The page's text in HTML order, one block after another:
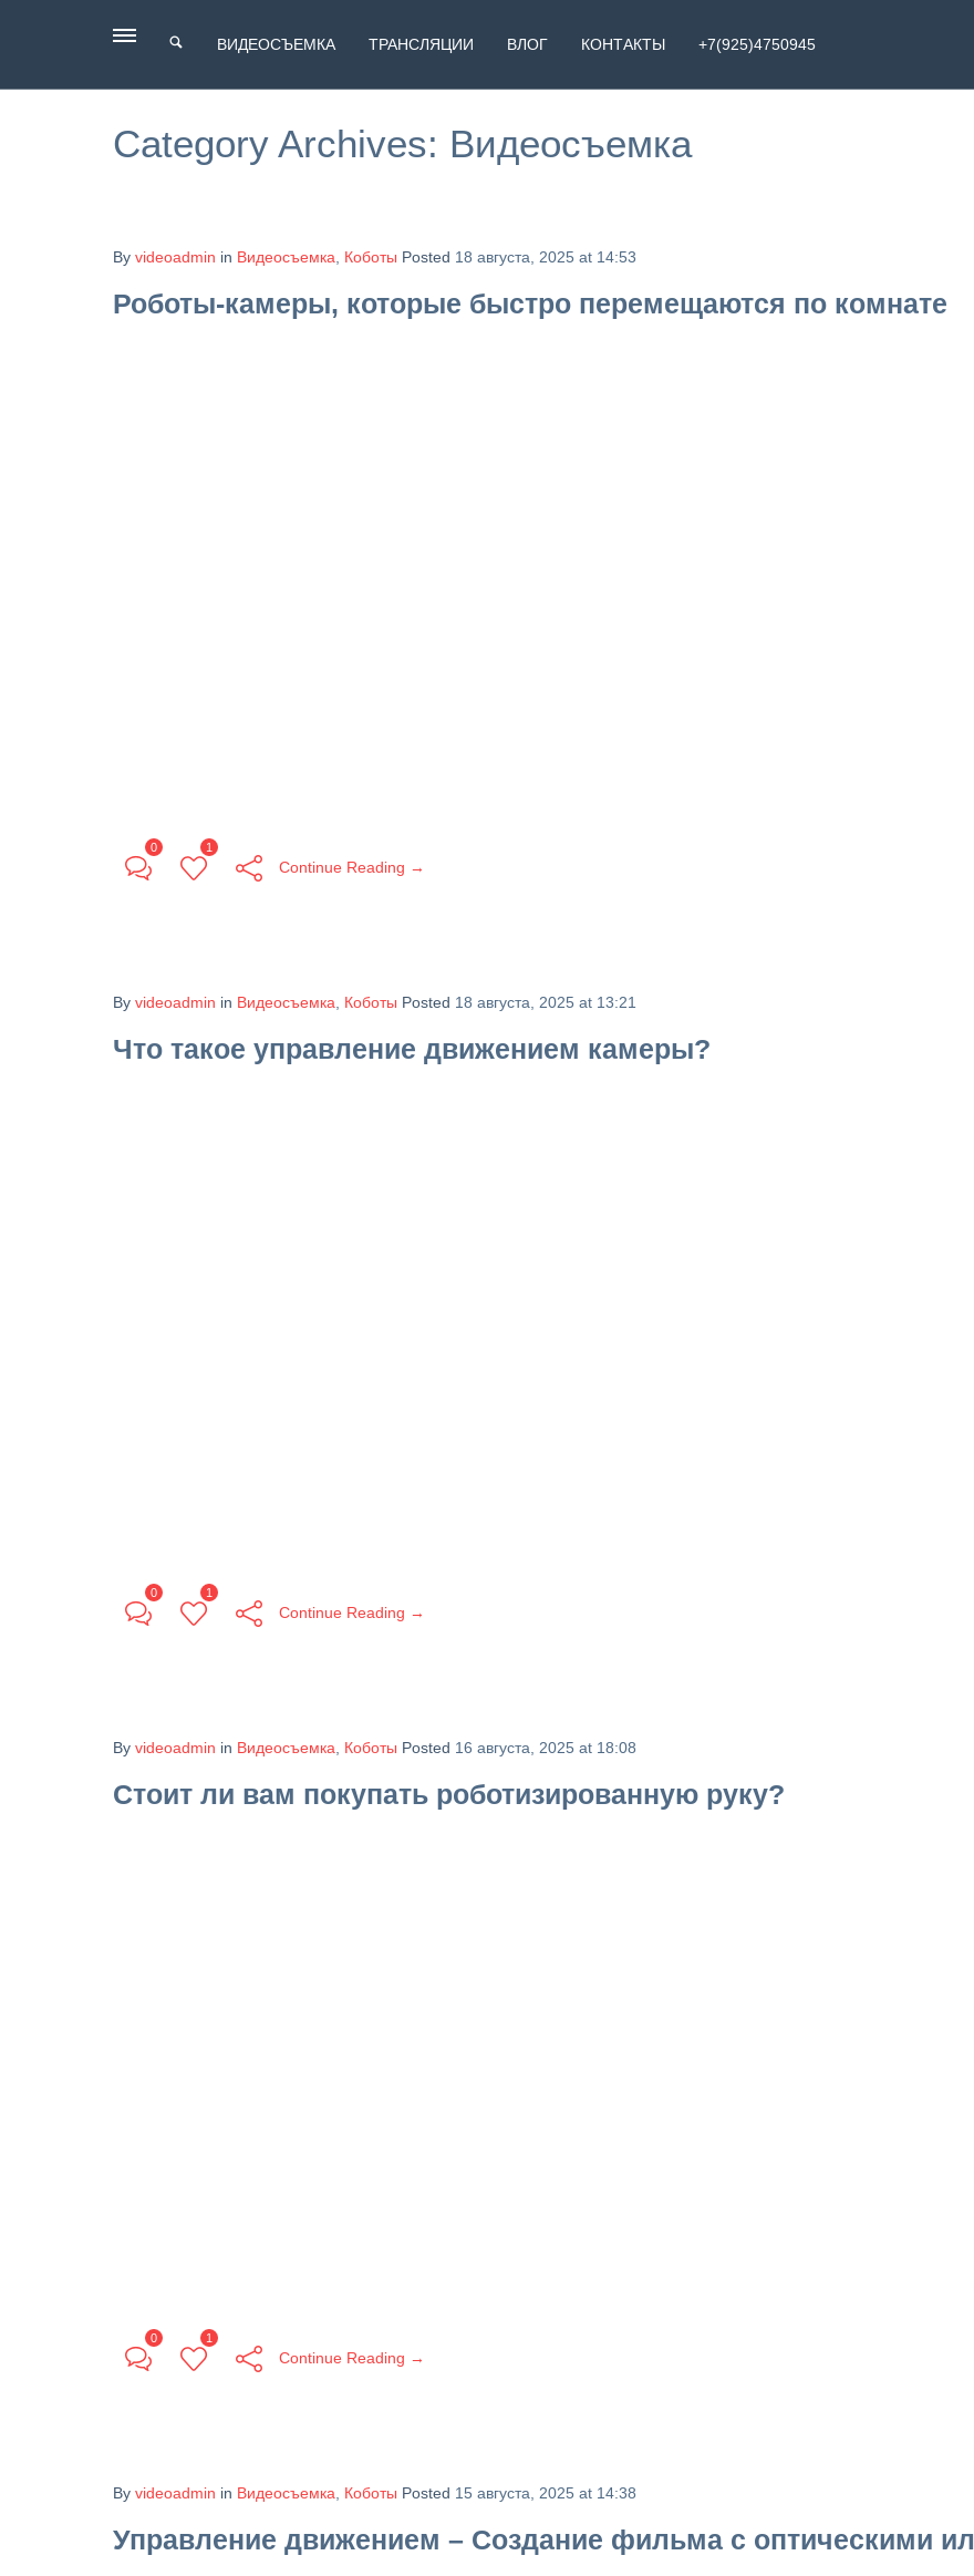
ВИДЕОСЪЕМКА ТРАНСЛЯЦИИ ВЛОГ КОНТАКТЫ +7(925)4750945
Category Archives: Видеосъемка
By videoadmin in Видеосъемка Коботы Posted 18 августа, 2025 at 14:53
Роботы-камеры, которые быстро перемещаются по комнате
0 1
Continue Reading →
By videoadmin in Видеосъемка Коботы Posted 18 августа, 2025 at 13:21
Что такое управление движением камеры?
0 1
Continue Reading →
By videoadmin in Видеосъемка Коботы Posted 16 августа, 2025 at 18:08
Стоит ли вам покупать роботизированную руку?
0 1
Continue Reading →
By videoadmin in Видеосъемка Коботы Posted 15 августа, 2025 at 14:38
Управление движением – Создание фильма с оптическими